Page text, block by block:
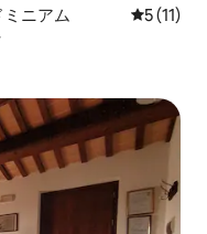
ニアム レビュー
5 (11)